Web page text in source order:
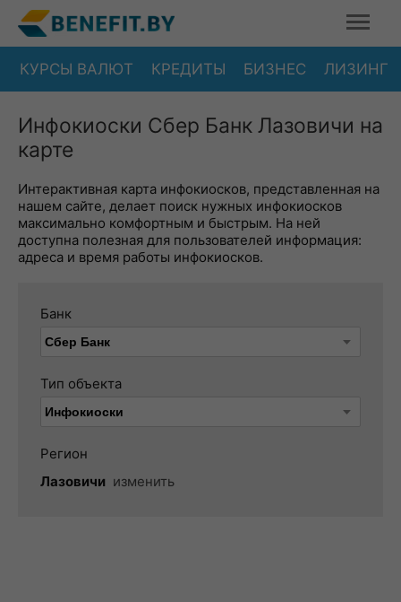
КУРСЫ ВАЛЮТ КРЕДИТЫ БИЗНЕС ЛИЗИНГ
Инфокиоски Сбер Банк Лазовичи на
карте
Интерактивная карта инфокиосков, представленная на
нашем сайте, делает поиск нужных инфокиосков
максимально комфортным и быстрым. На ней
доступна полезная для пользователей информация:
адреса и время работы инфокиосков.
Банк
Тип объекта
Регион
Лазовичи изменить